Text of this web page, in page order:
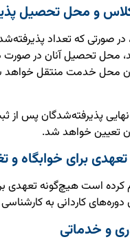
و محل تحصیل
محل تحصیل آنان در صورت
محل خدمت منتقل خواهد
پذیرفته‌شدگان پس از
تعیین خواهد شد.
برای خوابگاه و
کرده است هیچ‌گونه تعهدی
دوره‌های کاردانی به
و خدماتی